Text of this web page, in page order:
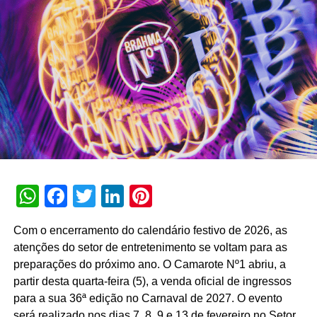
primeiro semestre de 2026, a assistente registrou 74
milhões de interações, alcançando uma taxa de retenção
interna de 90% e índice de resolutividade de 87% nos
atendimentos.
Além da b.ia, o Meu Bradesco engloba ferramentas como
o E-agro — plataforma digital direcionada a produtores
rurais — e sistemas de recomendação de investimentos
suportados porGenAI(Inteligência Artificial Generativa),
que fornecem assessoria financeira automatizada e
A estratégia de divulgação da campanha engloba
peças deOut of Home(OOH) e ações com
influenciadores digitais, reforçando o posicionamento do
banco na transformação digital do setor financeiro.
WhatsApp
Facebook
TwitterLinkedIn
Pinterest
Com o encerramento do calendário festivo de 2026, as
atenções do setor de entretenimento se voltam para as
preparações do próximo ano. O Camarote Nº1 abriu, a
partir desta quarta-feira (5), a venda oficial de ingressos
para a sua 36ª edição no Carnaval de 2027. O evento